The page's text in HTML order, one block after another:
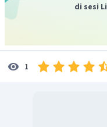
di sesi
1